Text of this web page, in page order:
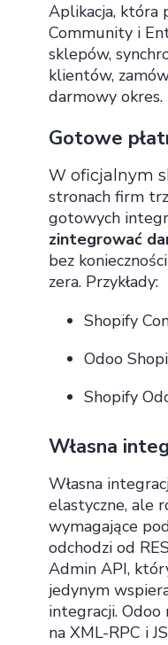
Aplikacja, która
Community i
sklepów,
klientów,
darmowy okres.
Gotowe
W oficjalnym
stronach firm
gotowych
zintegrować
bez
zera. Przykłady:
Shopify
Odoo
Shopify
Własna
Własna
elastyczne, ale
wymagające
odchodzi od
Admin API,
jedynym
integracji. Odoo
na XML-RPC i